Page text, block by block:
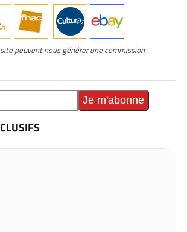
peuvent nous générer une commission